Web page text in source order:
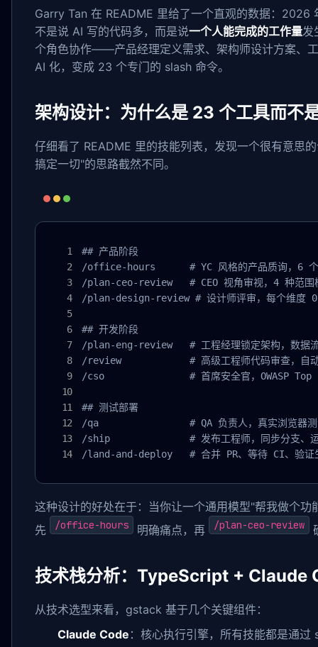
Garry Tan 在 README 里给了一个直观的数据：
不是说 AI 写的代码多，而是说一个人能完成的工作量发
个角色协作——产品经理定义需求、架构师设计方案、
AI 化，变成 23 个专门的 slash 命令。
架构设计：为什么是 23 个工具而不
仔细看了 README 里的技能列表，发现一个很有意思
搞定一切"的思路截然不同。
## 产品阶段
/office-hours      # YC 风格的产品质询，6 个
/plan-ceo-review   # CEO 视角审视，4 种范围
/plan-design-review # 设计师评审，每个维度
## 开发阶段
/plan-eng-review   # 工程经理锁定架构，数据流
/review            # 高级工程师代码审查，自动
/cso               # 首席安全官，OWASP Top
## 测试部署
/qa                # QA 负责人，真实浏览器测
/ship              # 发布工程师，同步分支、运
/land-and-deploy   # 合并 PR、等待 CI、验证
这种设计的好处在于：当你让一个通用模型"帮我做个
先
/office-hours 明确痛点，再 /plan-ceo-review
技术栈分析：TypeScript + Claude
从技术选型来看，gstack 基于几个关键组件：
Claude Code ：核心执行引擎，所有技能都是通